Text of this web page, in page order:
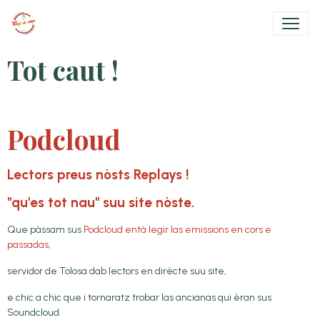
Tot caut !
Podcloud
Lectors preus nòsts Replays !
"qu'es tot nau" suu site nòste.
Que pàssam sus Podcloud entà legir las emissions en cors e
passadas,
servidor de Tolosa dab lectors en dirècte suu site,
e chic a chic que i tornaratz trobar las ancianas qui èran sus
Soundcloud.